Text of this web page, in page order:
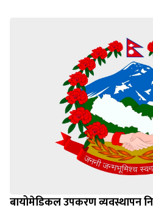
बायोमेडिकल उपकरण व्यवस्थापन